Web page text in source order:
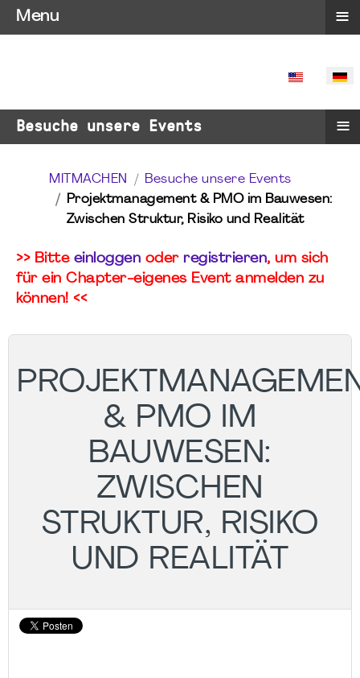
SPRACHE
Besuche unsere Events ≡
MITMACHEN
Besuche unsere Events
Projektmanagement & PMO im Bauwesen:
Zwischen Struktur, Risiko und Realität
>> Bitte einloggen oder registrieren, um sich
für ein Chapter-eigenes Event anmelden zu
können! <<
& PMO IM
BAUWESEN:
ZWISCHEN
STRUKTUR, RISIKO
UND REALITÄT
Menu ≡